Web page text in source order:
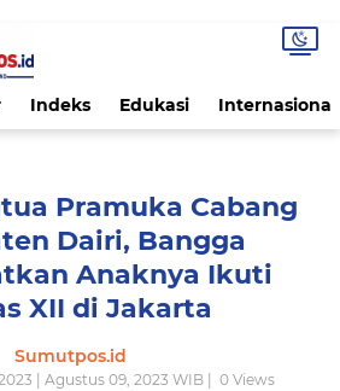
Indeks Edukasi Internasional
Pramuka Cabang
Dairi, Bangga
Anaknya Ikuti
XII di Jakarta
Sumutpos.id
| Agustus 09, 2023 WIB | 0Views